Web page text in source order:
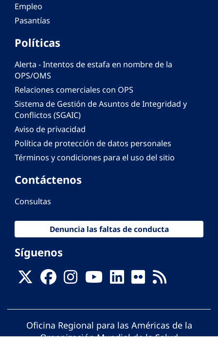
Empleo
Pasantías
Políticas
Alerta - Intentos de estafa en nombre de la
OPS/OMS
Relaciones comerciales con OPS
Sistema de Gestión de Asuntos de Integridad y
Conflictos (SGAIC)
Aviso de privacidad
Política de protección de datos personales
Términos y condiciones para el uso del sitio
Contáctenos
Consultas
Denuncia las faltas de conducta
Síguenos
Oficina Regional para las Américas de la
Organización Mundial de la Salud